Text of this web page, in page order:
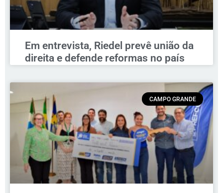
Em entrevista, Riedel prevê união da
direita e defende reformas no país
CAMPO GRANDE